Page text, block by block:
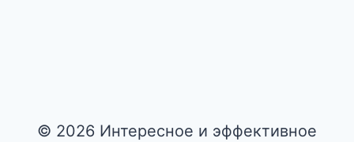
© 2026 Интересное и эффективное